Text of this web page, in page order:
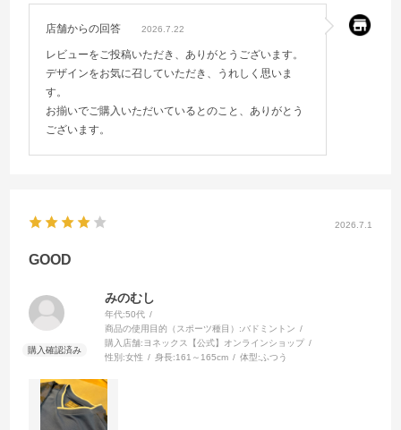
店舗からの回答 2026.7.22
レビューをご投稿いただき、ありがとうございます。
デザインをお気に召していただき、うれしく思いま
す。
お揃いでご購入いただいているとのこと、ありがとう
ございます。
2026.7.1
GOOD
みのむし
年代:50代
商品の使用目的（スポーツ種目）:バドミントン
購入店舗: ヨネックス【公式】オンラインショップ
性別:女性 身長:161～165cm 体型: ふつう